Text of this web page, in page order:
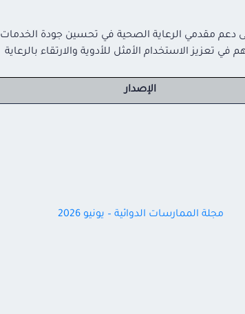
إلى دعم مقدمي الرعاية الصحية في تحسين جودة الخدمات
الاستخدام الأمثل للأدوية والارتقاء بالرعاية
الإصدار
مجلة الممارسات الدوائية – يونيو 2026